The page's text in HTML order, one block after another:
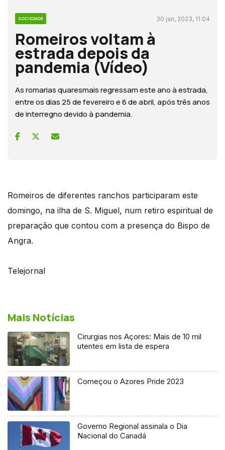
SOCIEDADE 30 jan, 2023, 11:04
Romeiros voltam à
estrada depois da
pandemia (Vídeo)
As romarias quaresmais regressam este ano à estrada,
entre os dias 25 de fevereiro e 6 de abril, após três anos
de interregno devido à pandemia.
Romeiros de diferentes ranchos participaram este
domingo, na ilha de S. Miguel, num retiro espiritual de
preparação que contou com a presença do Bispo de
Angra.
Telejornal
Mais Notícias
Cirurgias nos Açores: Mais de 10 mil
utentes em lista de espera
Começou o Azores Pride 2023
Governo Regional assinala o Dia
Nacional do Canadá